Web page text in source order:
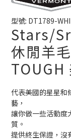
型號: DT1789-WHI
Stars/
休閒羊
TOUGH
代表美國的星星和
藝，
讓你做一些活動度
質。
提供終生保證，沒